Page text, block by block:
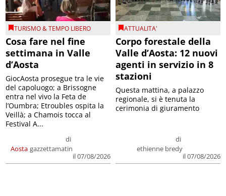
TURISMO & TEMPO LIBERO
Cosa fare nel fine
settimana in Valle
d’Aosta
Aosta
di
gazzettamatin
il 07/08/2026
GiocAosta prosegue tra le vie
del capoluogo; a Brissogne
entra nel vivo la Feta de
l’Oumbra; Etroubles ospita la
Veillà; a Chamois tocca al
Festival A...
ATTUALITA'
Corpo forestale della
Valle d’Aosta: 12 nuovi
agenti in servizio in 8
stazioni
di
ethienne bredy
il 07/08/2026
Questa mattina, a palazzo
regionale, si è tenuta la
cerimonia di giuramento